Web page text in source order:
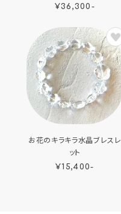
¥36,300-
お花のキラキラ水晶ブレスレ
ット
¥15,400-